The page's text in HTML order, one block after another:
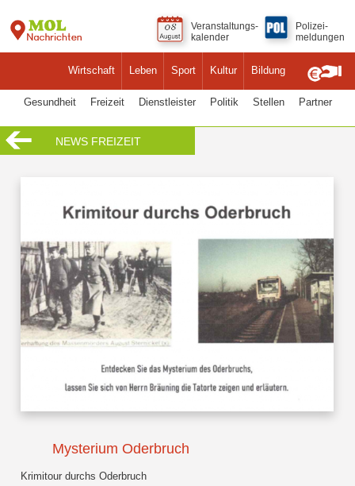
Wirtschaft Leben Sport Kultur Bildung
Veranstaltungs-
kalender
Polizei-
meldungen
Gesundheit Freizeit Dienstleister Politik Stellen Partner
NEWS FREIZEIT
Mysterium Oderbruch
Krimitour durchs Oderbruch